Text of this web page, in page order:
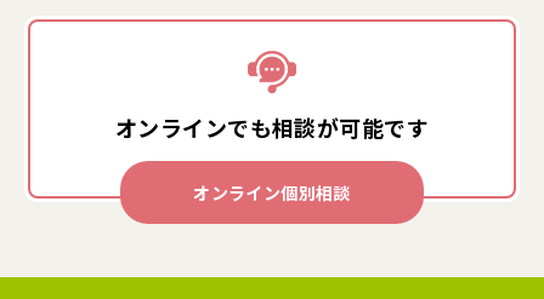
オンラインでも相談が可能です
オンライン個別相談